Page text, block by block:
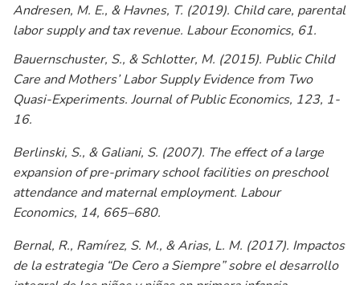
Andresen, M. E., & Havnes, T. (2019). Child care, parental
labor supply and tax revenue. Labour Economics, 61.
Bauernschuster, S., & Schlotter, M. (2015). Public Child
Care and Mothers’ Labor Supply Evidence from Two
Quasi-Experiments. Journal of Public Economics, 123, 1-
16.
Berlinski, S., & Galiani, S. (2007). The effect of a large
expansion of pre-primary school facilities on preschool
attendance and maternal employment. Labour
Economics, 14, 665–680.
Bernal, R., Ramírez, S. M., & Arias, L. M. (2017). Impactos
de la estrategia “De Cero a Siempre” sobre el desarrollo